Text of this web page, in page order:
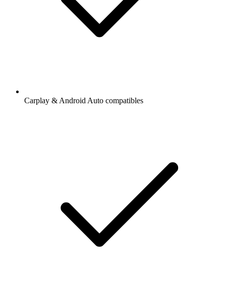
Carplay & Android Auto compatibles